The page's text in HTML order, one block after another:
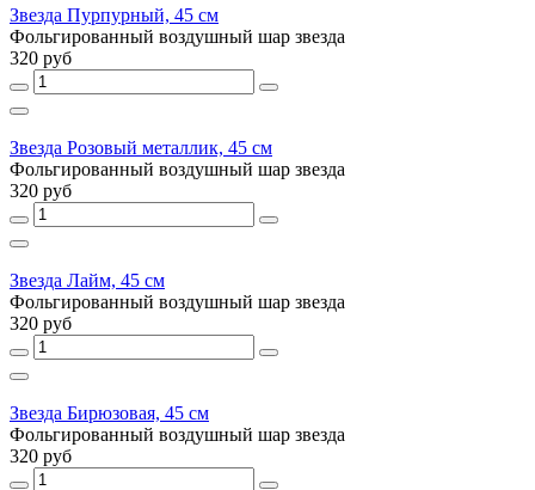
Звезда Пурпурный, 45 см
Фольгированный воздушный шар звезда
320 руб
Звезда Розовый металлик, 45 см
Фольгированный воздушный шар звезда
320 руб
Звезда Лайм, 45 см
Фольгированный воздушный шар звезда
320 руб
Звезда Бирюзовая, 45 см
Фольгированный воздушный шар звезда
320 руб